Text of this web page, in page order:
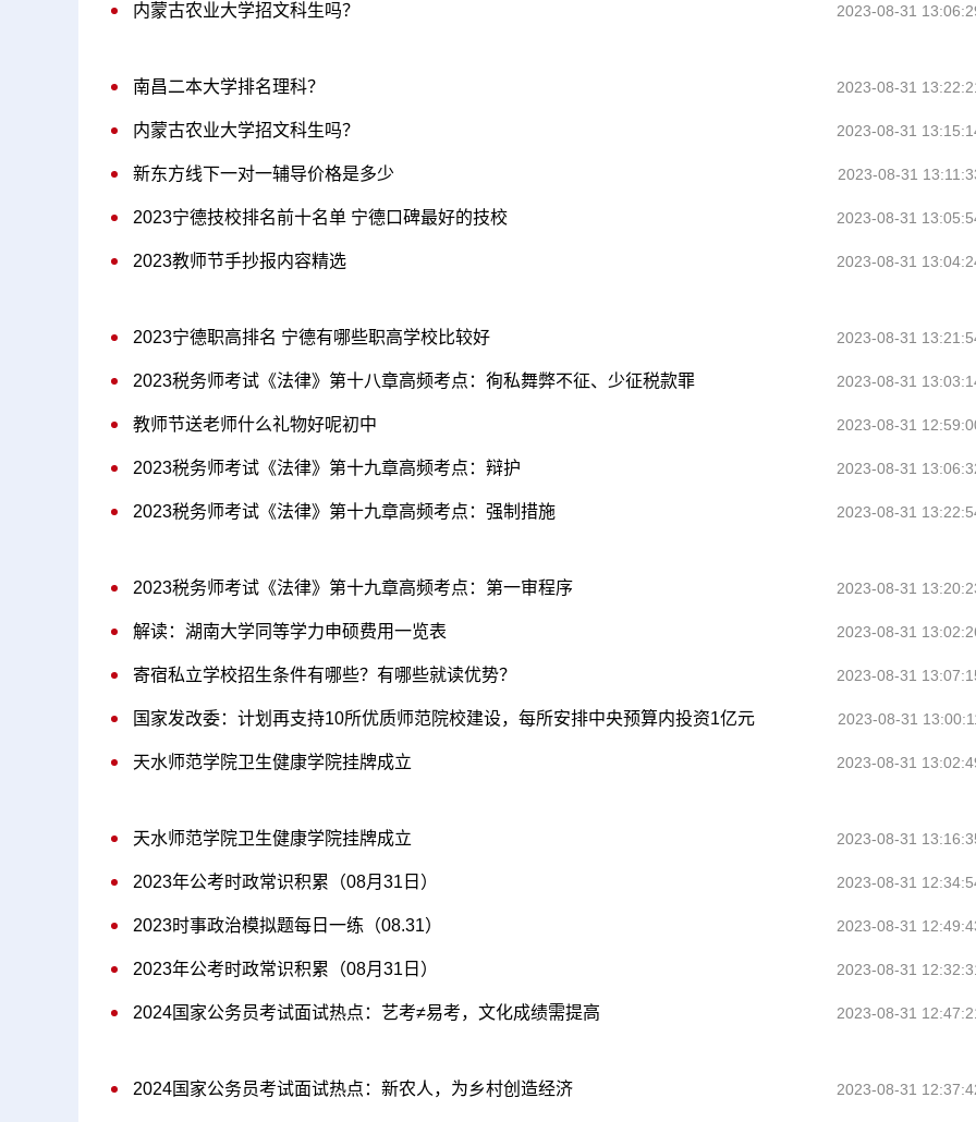
内蒙古农业大学招文科生吗？ 2023-08-31
南昌二本大学排名理科？ 2023-08-31
内蒙古农业大学招文科生吗？ 2023-08-31
新东方线下一对一辅导价格是多少 2023-08-31
2023宁德技校排名前十名单 宁德口碑最好的技校 2023-08-31
2023教师节手抄报内容精选 2023-08-31
2023宁德职高排名 宁德有哪些职高学校比较好 2023-08-31
2023税务师考试《法律》第十八章高频考点：徇私舞弊不征、少征税款罪 2023-08-31
教师节送老师什么礼物好呢初中 2023-08-31
2023税务师考试《法律》第十九章高频考点：辩护 2023-08-31
2023税务师考试《法律》第十九章高频考点：强制措施 2023-08-31
2023税务师考试《法律》第十九章高频考点：第一审程序 2023-08-31
解读：湖南大学同等学力申硕费用一览表 2023-08-31
寄宿私立学校招生条件有哪些？有哪些就读优势？ 2023-08-31
国家发改委：计划再支持10所优质师范院校建设，每所安排中央预算内投资1亿元 2023-08-31
天水师范学院卫生健康学院挂牌成立 2023-08-31
天水师范学院卫生健康学院挂牌成立 2023-08-31
2023年公考时政常识积累（08月31日） 2023-08-31
2023时事政治模拟题每日一练（08.31） 2023-08-31
2023年公考时政常识积累（08月31日） 2023-08-31
2024国家公务员考试面试热点：艺考≠易考，文化成绩需提高 2023-08-31
2024国家公务员考试面试热点：新农人，为乡村创造经济 2023-08-31